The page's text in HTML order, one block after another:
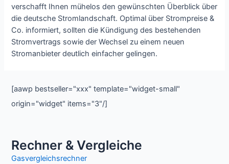
verschafft Ihnen mühelos den gewünschten Überblick über
die deutsche Stromlandschaft. Optimal über Strompreise &
Co. informiert, sollten die Kündigung des bestehenden
Stromvertrags sowie der Wechsel zu einem neuen
Stromanbieter deutlich einfacher gelingen.
[aawp bestseller="xxx" template="widget-small"
origin="widget" items="3"/]
Rechner & Vergleiche
Gasvergleichsrechner